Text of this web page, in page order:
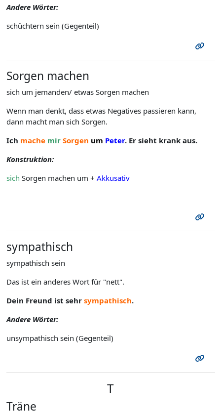
Andere Wörter:
schüchtern sein (Gegenteil)
Sorgen machen
sich um jemanden/ etwas Sorgen machen
Wenn man denkt, dass etwas Negatives passieren kann,
dann macht man sich Sorgen.
Ich mache mir Sorgen um Peter. Er sieht krank aus.
Konstruktion:
sich Sorgen machen um + Akkusativ
sympathisch
sympathisch sein
Das ist ein anderes Wort für "nett".
Dein Freund ist sehr sympathisch.
Andere Wörter:
unsympathisch sein (Gegenteil)
T
Träne